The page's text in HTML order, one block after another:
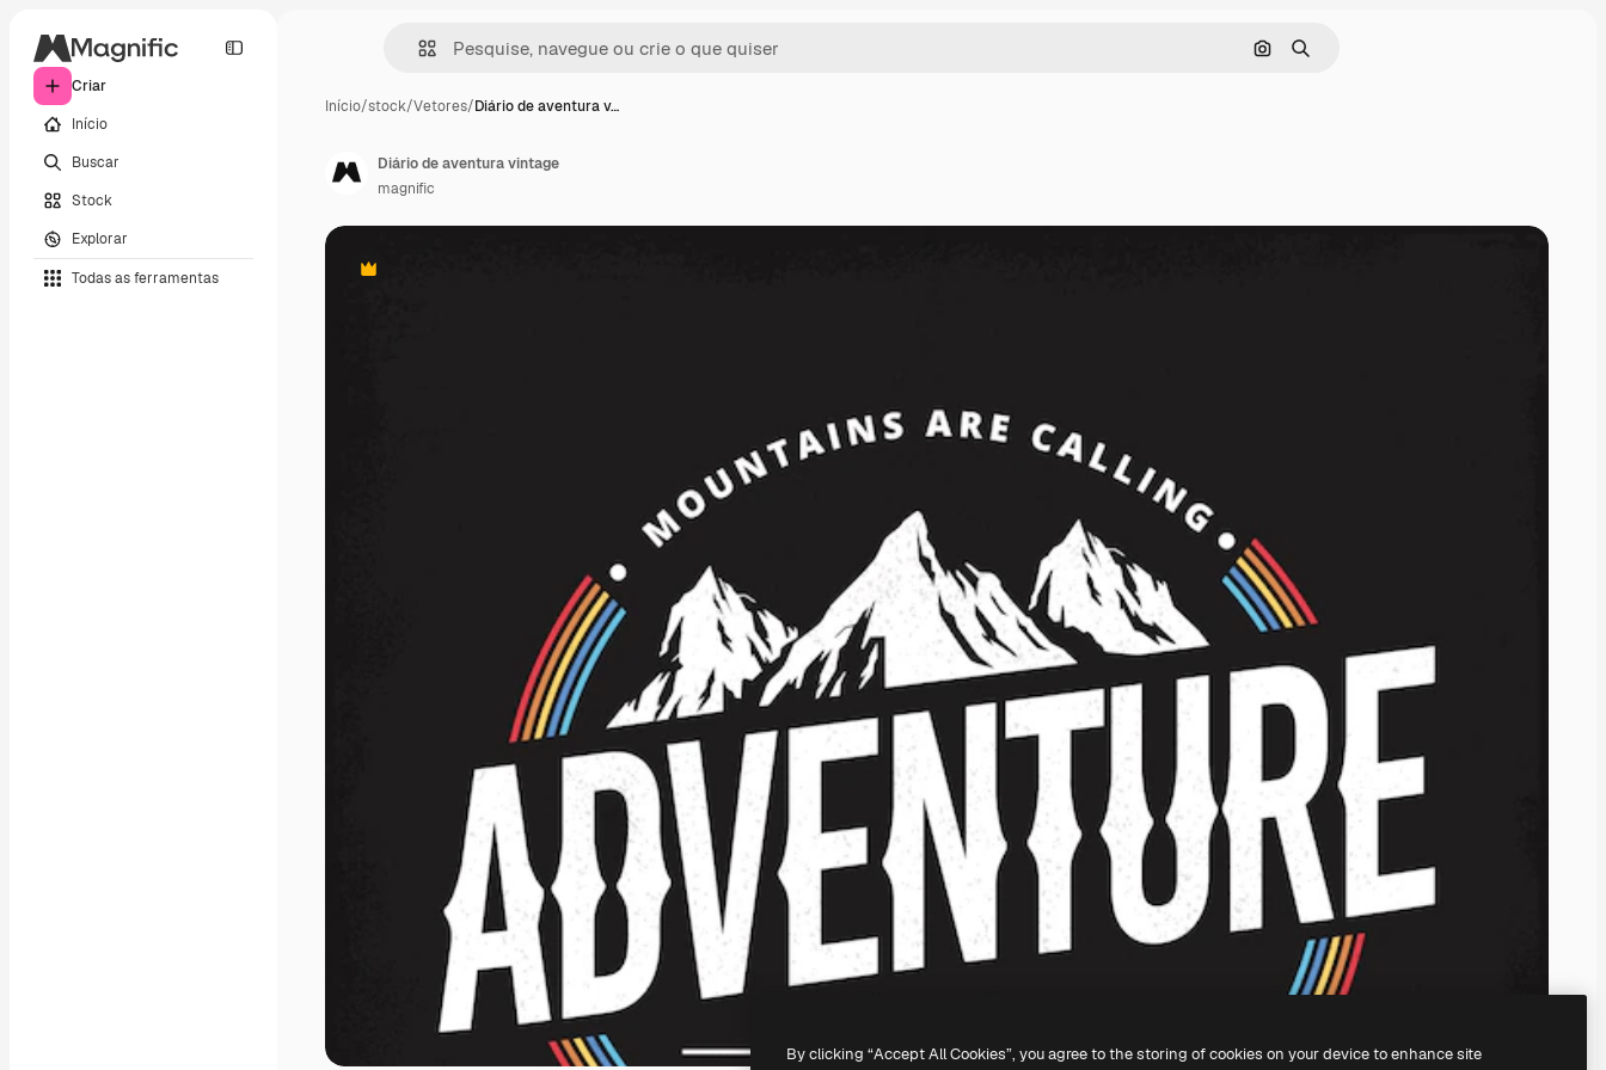
Criar
Início
Buscar
Stock
Explorar
Todas as ferramentas
Pesquisar por imagem
Buscar
Início/stock/Vetores/Diário de aventura v…
Premium
Diário de aventura vintage
magnific
By clicking “Accept All Cookies”, you agree to the storing of cookies on your device to enhance site